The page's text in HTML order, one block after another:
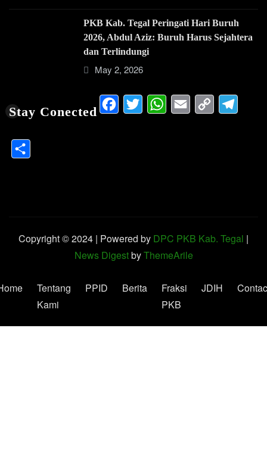
PKB Kab. Tegal Peringati Hari Buruh
2026, Abdul Aziz: Buruh Harus Sejahtera
dan Terlindungi
May 2, 2026
Stay Conected Facebook
Twitter
WhatsApp
Email
Copy
Copyright © 2024 | Powered by DPC PKB Kab. Tegal |
News DigestbyThemeArile
Tentang
Kami
PPID Berita
Fraksi
PKB
JDIH